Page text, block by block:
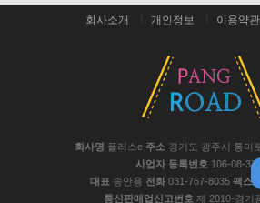
회사소개 개인정보 이용약관
회사명 플러스e 주소 경기도 광주시 통미
사업자 등록번호 106-08-
대표 송안용 전화 031-767-8035 팩스
통신판매업신고번호 제 2010-경기